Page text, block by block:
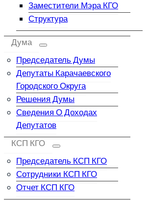
Заместители Мэра КГО
Структура
Дума
Председатель Думы
Депутаты Карачаевского
Городского Округа
Решения Думы
Сведения О Доходах
Депутатов
КСП КГО
Председатель КСП КГО
Сотрудники КСП КГО
Отчет КСП КГО